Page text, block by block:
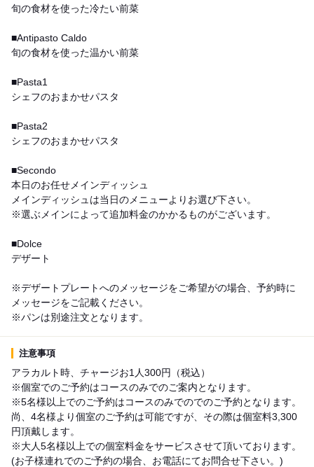
旬の食材を使った冷たい前菜
■Antipasto Caldo
旬の食材を使った温かい前菜
■Pasta1
シェフのおまかせパスタ
■Pasta2
シェフのおまかせパスタ
■Secondo
本日のお任せメインディッシュ
メインディッシュは当日のメニューよりお選び下さい。
※選ぶメインによって追加料金のかかるものがございます。
■Dolce
デザート
※デザートプレートへのメッセージをご希望がの場合、予約時に
メッセージをご記載ください。
※パンは別途注文となります。
注意事項
アラカルト時、チャージお1人300円（税込）
※個室でのご予約はコースのみでのご案内となります。
※5名様以上でのご予約はコースのみでのでのご予約となります。
尚、4名様より個室のご予約は可能ですが、その際は個室料3,300
円頂戴します。
※大人5名様以上での個室料金をサービスさせて頂いております。
(お子様連れでのご予約の場合、お電話にてお問合せ下さい。)